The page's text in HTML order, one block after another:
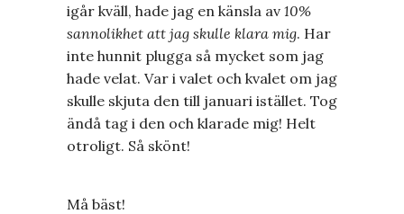
igår kväll, hade jag en känsla av 10%
sannolikhet att jag skulle klara mig. Har
inte hunnit plugga så mycket som jag
hade velat. Var i valet och kvalet om jag
skulle skjuta den till januari istället. Tog
ändå tag i den och klarade mig! Helt
otroligt. Så skönt!
Må bäst!